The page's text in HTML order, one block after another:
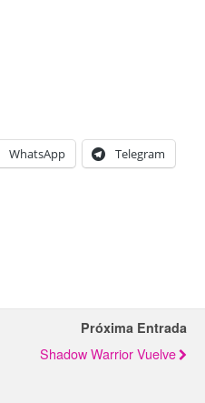
WhatsApp Telegram
Próxima Entrada
Shadow Warrior Vuelve